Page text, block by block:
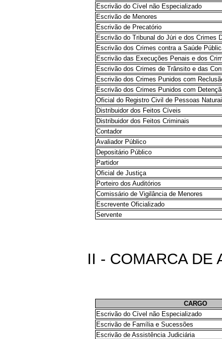
Escrivão do Cível não Especializado
Escrivão de Menores
Escrivão de Precatório
Escrivão do Tribunal do Júri e dos Crimes
Escrivão dos Crimes contra a Saúde
Escrivão das Execuções Penais e dos
Escrivão dos Crimes de Trânsito e das
Escrivão dos Crimes Punidos com
Escrivão dos Crimes Punidos com
Oficial do Registro Civil de Pessoas
Distribuidor dos Feitos Cíveis
Distribuidor dos Feitos Criminais
Contador
Avaliador Público
Depositário Público
Partidor
Oficial de Justiça
Porteiro dos Auditórios
Comissário de Vigilância de Menores
Escrevente Oficializado
Servente
II - COMARCA DE
CARGO
Escrivão do Cível não Especializado
Escrivão de Família e Sucessões
Escrivão de Assistência Judiciária